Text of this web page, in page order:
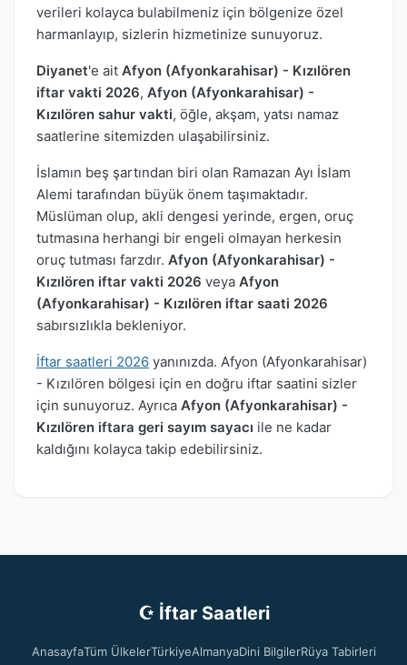
verileri kolayca bulabilmeniz için bölgenize özel
harmanlayıp, sizlerin hizmetinize sunuyoruz.
Diyanet'e ait Afyon (Afyonkarahisar) - Kızılören
iftar vakti 2026, Afyon (Afyonkarahisar) -
Kızılören sahur vakti, öğle, akşam, yatsı namaz
saatlerine sitemizden ulaşabilirsiniz.
İslamın beş şartından biri olan Ramazan Ayı İslam
Alemi tarafından büyük önem taşımaktadır.
Müslüman olup, akli dengesi yerinde, ergen, oruç
tutmasına herhangi bir engeli olmayan herkesin
oruç tutması farzdır. Afyon (Afyonkarahisar) -
Kızılören iftar vakti 2026 veya Afyon
(Afyonkarahisar) - Kızılören iftar saati 2026
sabırsızlıkla bekleniyor.
İftar saatleri 2026 yanınızda. Afyon (Afyonkarahisar)
- Kızılören bölgesi için en doğru iftar saatini sizler
için sunuyoruz. Ayrıca Afyon (Afyonkarahisar) -
Kızılören iftara geri sayım sayacı ile ne kadar
kaldığını kolayca takip edebilirsiniz.
☪ İftar Saatleri
AnasayfaTüm ÜlkelerTürkiyeAlmanyaDini BilgilerRüya Tabirleri